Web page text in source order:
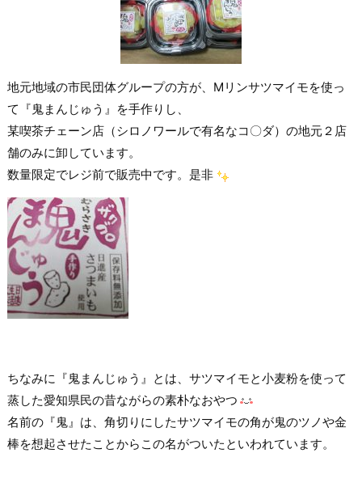
地元地域の市民団体グループの方が、Mリンサツマイモを使っ
て『鬼まんじゅう』を手作りし、
某喫茶チェーン店（シロノワールで有名なコ〇ダ）の地元２店
舗のみに卸しています。
数量限定でレジ前で販売中です。是非
ちなみに『鬼まんじゅう』とは、サツマイモと小麦粉を使って
蒸した愛知県民の昔ながらの素朴なおやつ
名前の『鬼』は、角切りにしたサツマイモの角が鬼のツノや金
棒を想起させたことからこの名がついたといわれています。